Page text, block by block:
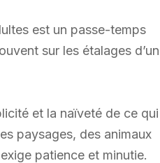
est un passe-temps
sur les étalages d’un
et la naïveté de ce qui
paysages, des animaux
patience et minutie.